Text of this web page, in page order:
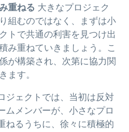
重ねる 大きなプロジェク
組むのではなく、まずは小
トで共通の利害を見つけ出
み重ねていきましょう。こ
が構築され、次第に協力関
ます。
ジェクトでは、当初は反対
ムメンバーが、小さなプロ
ねるうちに、徐々に積極的